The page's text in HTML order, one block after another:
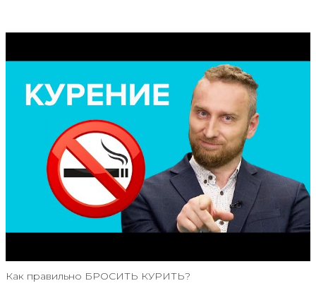
Как правильно БРОСИТЬ КУРИТЬ?